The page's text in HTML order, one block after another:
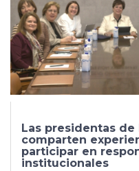
Las presidentas
comparten
participar en
institucionales